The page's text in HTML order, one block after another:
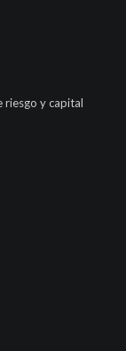
riesgo y capital